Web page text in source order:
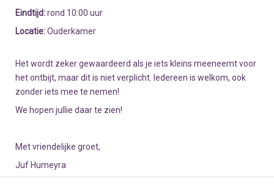
Eindtijd:rond 10:00 uur
Locatie:Ouderkamer
Het wordt zeker gewaardeerd als je iets kleins meeneemt voor
het ontbijt, maar dit is niet verplicht. Iedereen is welkom, ook
zonder iets mee te nemen!
We hopen jullie daar te zien!
Met vriendelijke groet,
Juf Humeyra